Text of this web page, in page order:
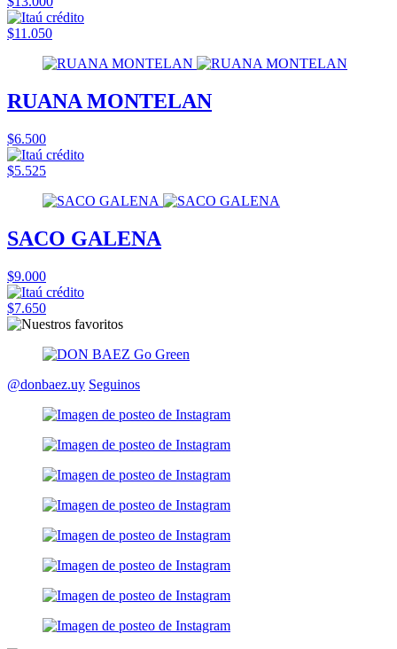
$11.050
RUANA MONTELAN
$6.500
$5.525
SACO GALENA
$9.000
$7.650
@donbaez.uy Seguinos